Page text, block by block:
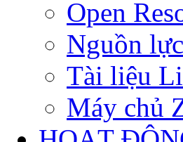
Open
Nguồn
Tài liệu
Máy chủ